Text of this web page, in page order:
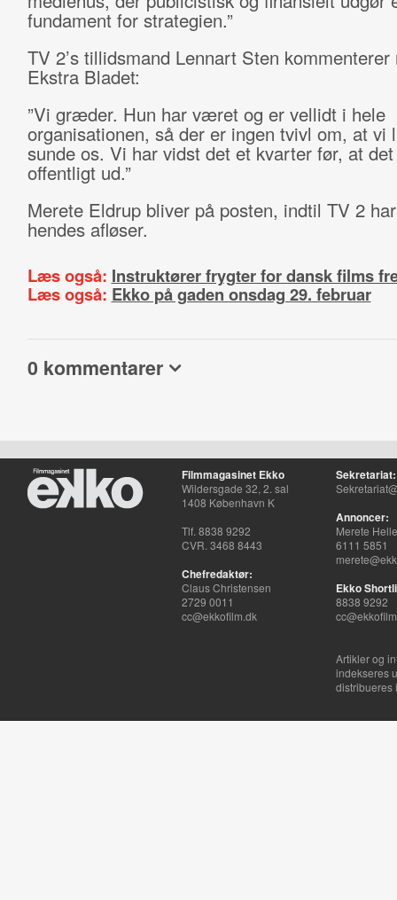
fundament for strategien.”
TV 2’s tillidsmand Lennart Sten kommenterer
Ekstra Bladet:
”Vi græder. Hun har været og er vellidt i hele
organisationen, så der er ingen tvivl om, at vi
sunde os. Vi har vidst det et kvarter før, at
offentligt ud.”
Merete Eldrup bliver på posten, indtil TV 2
hendes afløser.
Læs også: Instruktører frygter for dansk films
Læs også: Ekko på gaden onsdag 29. februar
0 kommentarer
Filmmagasinet Ekko
Wildersgade 32, 2. sal
1408 København K
Tlf. 8838 9292
CVR. 3468 8443
Chefredaktør:
Claus Christensen
2729 0011
cc@ekkofilm.dk
Sekretariat:
Annoncer:
Merete
6111 5851
Ekko
8838 9292
Artikler og
indekseres
distribueres